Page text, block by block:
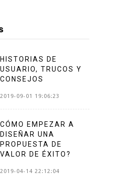
HISTORIAS DE
USUARIO, TRUCOS Y
CONSEJOS
2019-09-01 19:06:23
CÓMO EMPEZAR A
DISEÑAR UNA
PROPUESTA DE
VALOR DE ÉXITO?
2019-04-14 22:12:04